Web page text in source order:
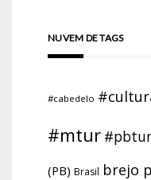
NUVEM DE TAGS
#cabedelo
#mtur #pbtur
(PB) Brasil brejo